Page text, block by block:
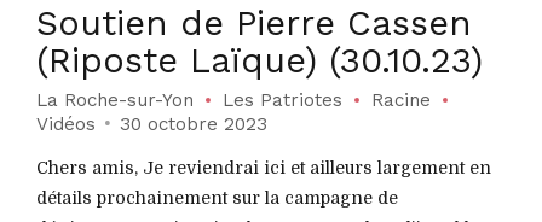
Soutien de Pierre Cassen
(Riposte Laïque) (30.10.23)
La Roche-sur-Yon Les Patriotes
Racine
Vidéos
30 octobre 2023
Chers amis, Je reviendrai ici et ailleurs largement en
détails prochainement sur la campagne de